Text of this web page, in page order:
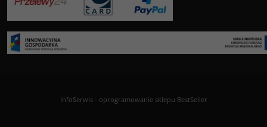
InfoSerwis- oprogramowanie sklepu BestSeller